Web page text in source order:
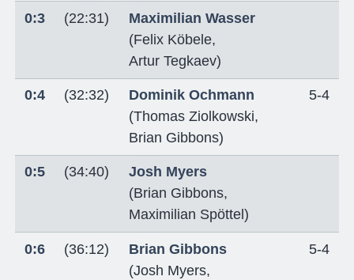
0:3 (22:31)
Maximilian Wasser
(Felix Köbele,
Artur Tegkaev)
0:4 (32:32)
Dominik Ochmann
(Thomas Ziolkowski,
Brian Gibbons)
5-4
0:5 (34:40)
Josh Myers
(Brian Gibbons,
Maximilian Spöttel )
0:6 (36:12)
Brian Gibbons
(Josh Myers,
5-4